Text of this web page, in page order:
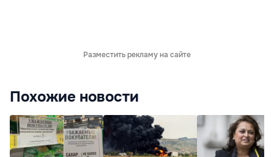
Разместить рекламу на сайте
Похожие новости